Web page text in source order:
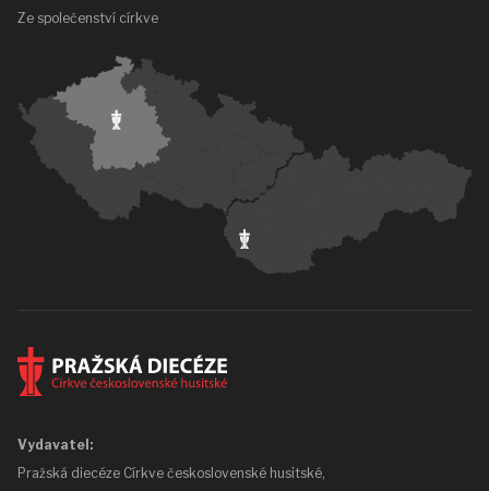
Ze společenství církve
Vydavatel:
Pražská diecéze Církve československé husitské,